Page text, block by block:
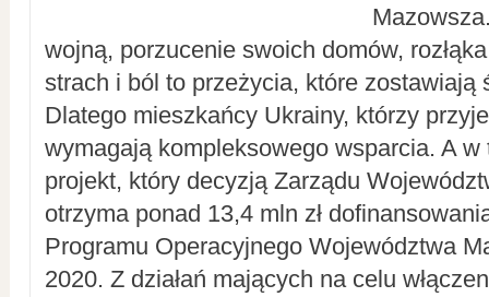
wojną, porzucenie swoich domów,
strach i ból to przeżycia, które zostawiają
Dlatego mieszkańcy Ukrainy, którzy
wymagają kompleksowego wsparcia. A w
projekt, który decyzją Zarządu
otrzyma ponad 13,4 mln zł
Programu Operacyjnego Województwa
2020. Z działań mających na celu